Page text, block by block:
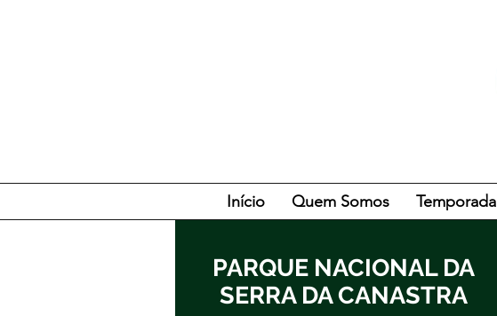
Início Quem Somos Temporada
PARQUE NACIONAL DA
SERRA DA CANASTRA